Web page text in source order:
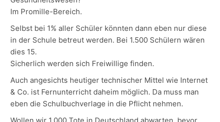
Im Promille-Bereich.
Selbst bei 1% aller Schüler könnten dann eben nur diese
in der Schule betreut werden. Bei 1.500 Schülern wären
dies 15.
Sicherlich werden sich Freiwillige finden.
Auch angesichts heutiger technischer Mittel wie Internet
& Co. ist Fernunterricht daheim möglich. Da muss man
eben die Schulbuchverlage in die Pflicht nehmen.